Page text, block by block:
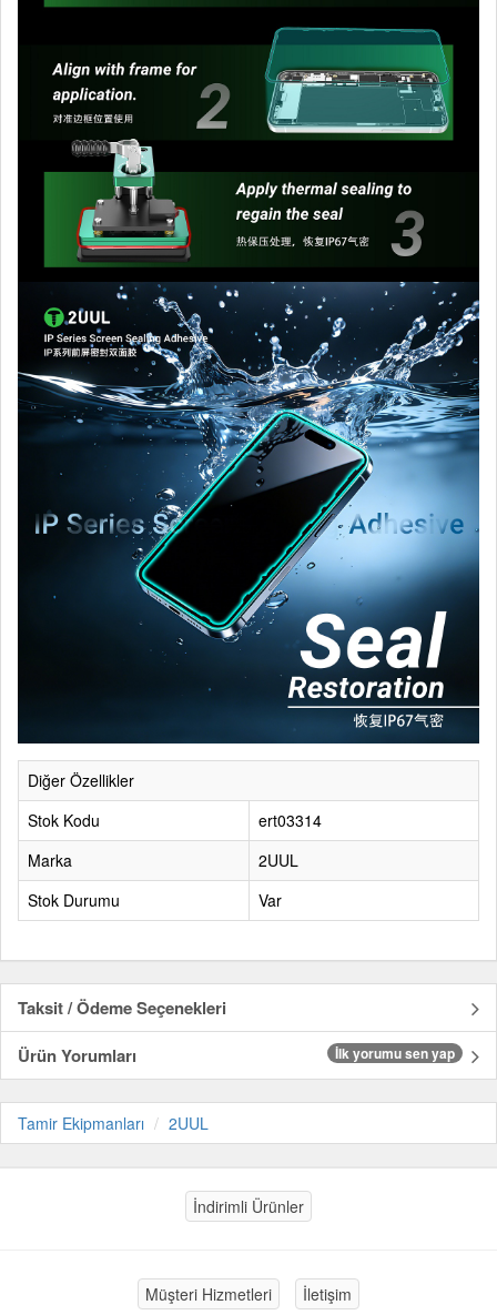
Diğer Özellikler
Stok Kodu
ert03314
Marka
2UUL
Stok Durumu
Var
Taksit / Ödeme Seçenekleri
Ürün Yorumları
İlk yorumu sen yap
Tamir Ekipmanları 2UUL
İndirimli Ürünler
Müşteri Hizmetleri İletişim